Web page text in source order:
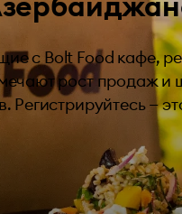
с Bolt Food кафе,
рост продаж и
Регистрируйтесь —